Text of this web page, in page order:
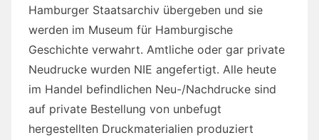
Hamburger Staatsarchiv übergeben und sie
werden im Museum für Hamburgische
Geschichte verwahrt. Amtliche oder gar private
Neudrucke wurden NIE angefertigt. Alle heute
im Handel befindlichen Neu-/Nachdrucke sind
auf private Bestellung von unbefugt
hergestellten Druckmaterialien produziert